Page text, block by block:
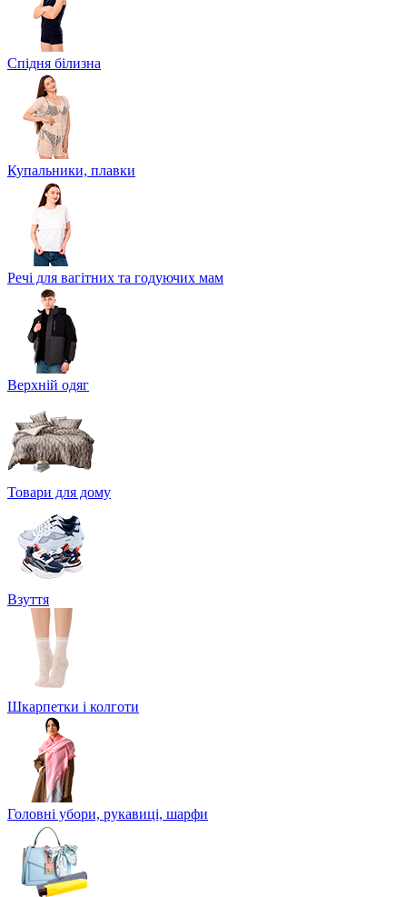
Спідня білизна
Купальники, плавки
Речі для вагітних та годуючих мам
Верхній одяг
Товари для дому
Взуття
Шкарпетки і колготи
Головні убори, рукавиці, шарфи